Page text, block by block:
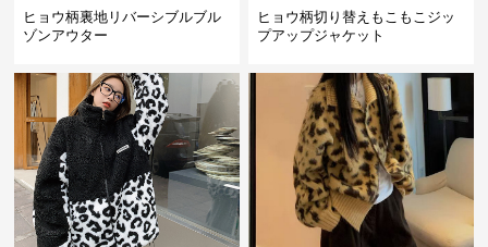
ヒョウ柄裏地リバーシブルブル
ゾンアウター
ヒョウ柄切り替えもこもこジッ
プアップジャケット